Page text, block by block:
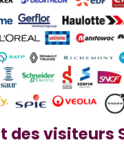
des visiteurs